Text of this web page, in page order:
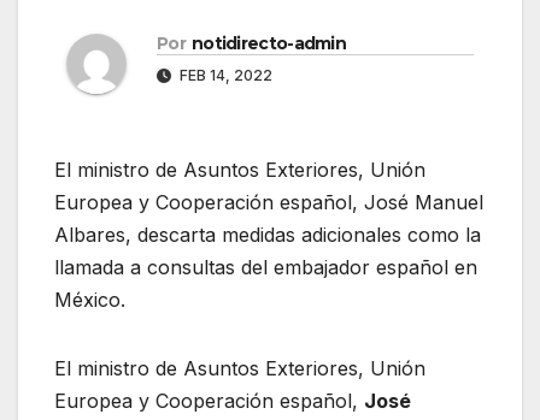
Por notidirecto-admin
FEB 14, 2022
El ministro de Asuntos Exteriores, Unión
Europea y Cooperación español, José Manuel
Albares, descarta medidas adicionales como la
llamada a consultas del embajador español en
México.
El ministro de Asuntos Exteriores, Unión
Europea y Cooperación español, José